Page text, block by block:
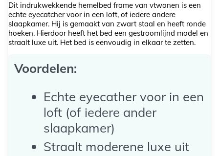
Dit indrukwekkende hemelbed frame van vtwonen is een
echte eyecatcher voor in een loft, of iedere andere
slaapkamer. Hij is gemaakt van zwart staal en heeft ronde
hoeken. Hierdoor heeft het bed een gestroomlijnd model en
straalt luxe uit. Het bed is eenvoudig in elkaar te zetten.
Voordelen:
Echte eyecather voor in een
loft (of iedere ander
slaapkamer)
Straalt moderene luxe uit